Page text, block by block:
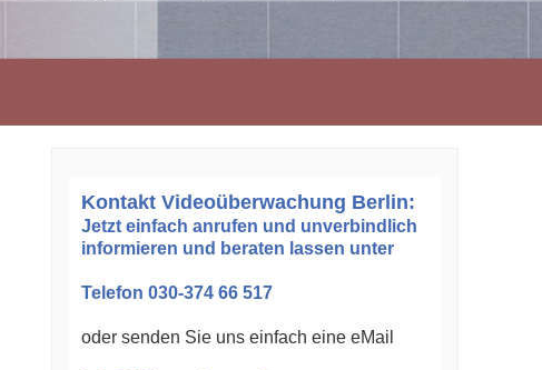
Kontakt Videoüberwachung Berlin:
Jetzt einfach anrufen und unverbindlich
informieren und beraten lassen unter
Telefon 030-374 66 517
oder senden Sie uns einfach eine eMail